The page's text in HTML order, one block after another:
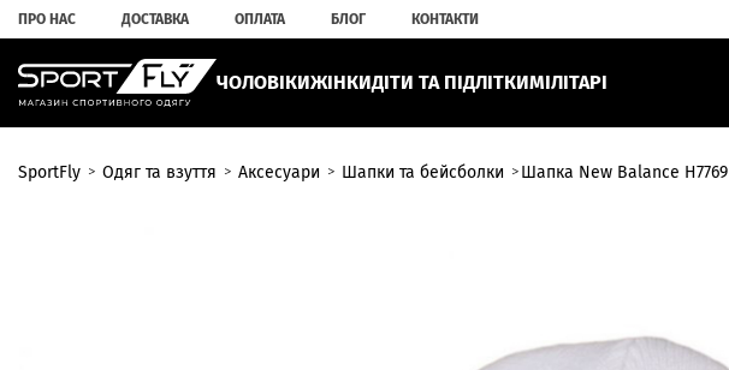
ПРО НАС ДОСТАВКА ОПЛАТА БЛОГ КОНТАКТИ
ЧОЛОВІКИЖІНКИДІТИ ТА ПІДЛІТКИМІЛІТАРІ
SportFly Одяг та взуття Аксесуари Шапки та бейсболки Шапка New Balance H7769